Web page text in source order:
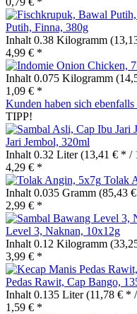
Putih, Finna, 380g
Inhalt 0.38 Kilogramm
4,99 € *
Inhalt 0.075 Kilogramm
1,09 € *
Kunden haben sich ebenfalls
TIPP!
Jari Jembol, 320ml
Inhalt 0.32 Liter(13,41 € * /
4,29 € *
Tolak
Inhalt 0.035 Gramm (85,43
2,99 € *
Level 3, Naknan, 10x12g
Inhalt 0.12 Kilogramm
3,99 € *
Pedas Rawit, Cap Bango,
Inhalt 0.135 Liter(11,78 € *
1,59 € *